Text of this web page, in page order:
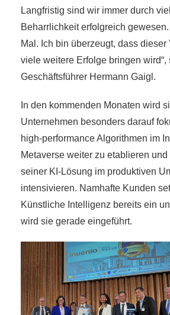
Langfristig sind wir immer durch
Beharrlichkeit erfolgreich
Mal. Ich bin überzeugt, dass dieser
viele weitere Erfolge bringen wird“,
Geschäftsführer Hermann Gaigl.
In den kommenden Monaten wird
Unternehmen besonders darauf
high-performance Algorithmen im
Metaverse weiter zu etablieren
seiner KI-Lösung im produktiven
intensivieren. Namhafte Kunden
Künstliche Intelligenz bereits ein
wird sie gerade eingeführt.